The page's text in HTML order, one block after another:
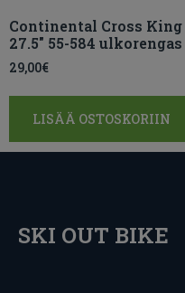
Continental Cross King
27.5″ 55-584 ulkorengas
29,00€
LISÄÄ OSTOSKORIIN
SKI OUT BIKE